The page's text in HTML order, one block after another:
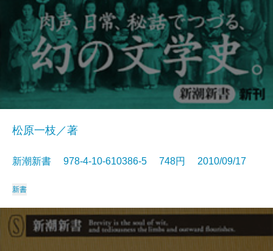
松原一枝／著
新潮新書 978-4-10-610386-5 748円 2010/09/17
新書